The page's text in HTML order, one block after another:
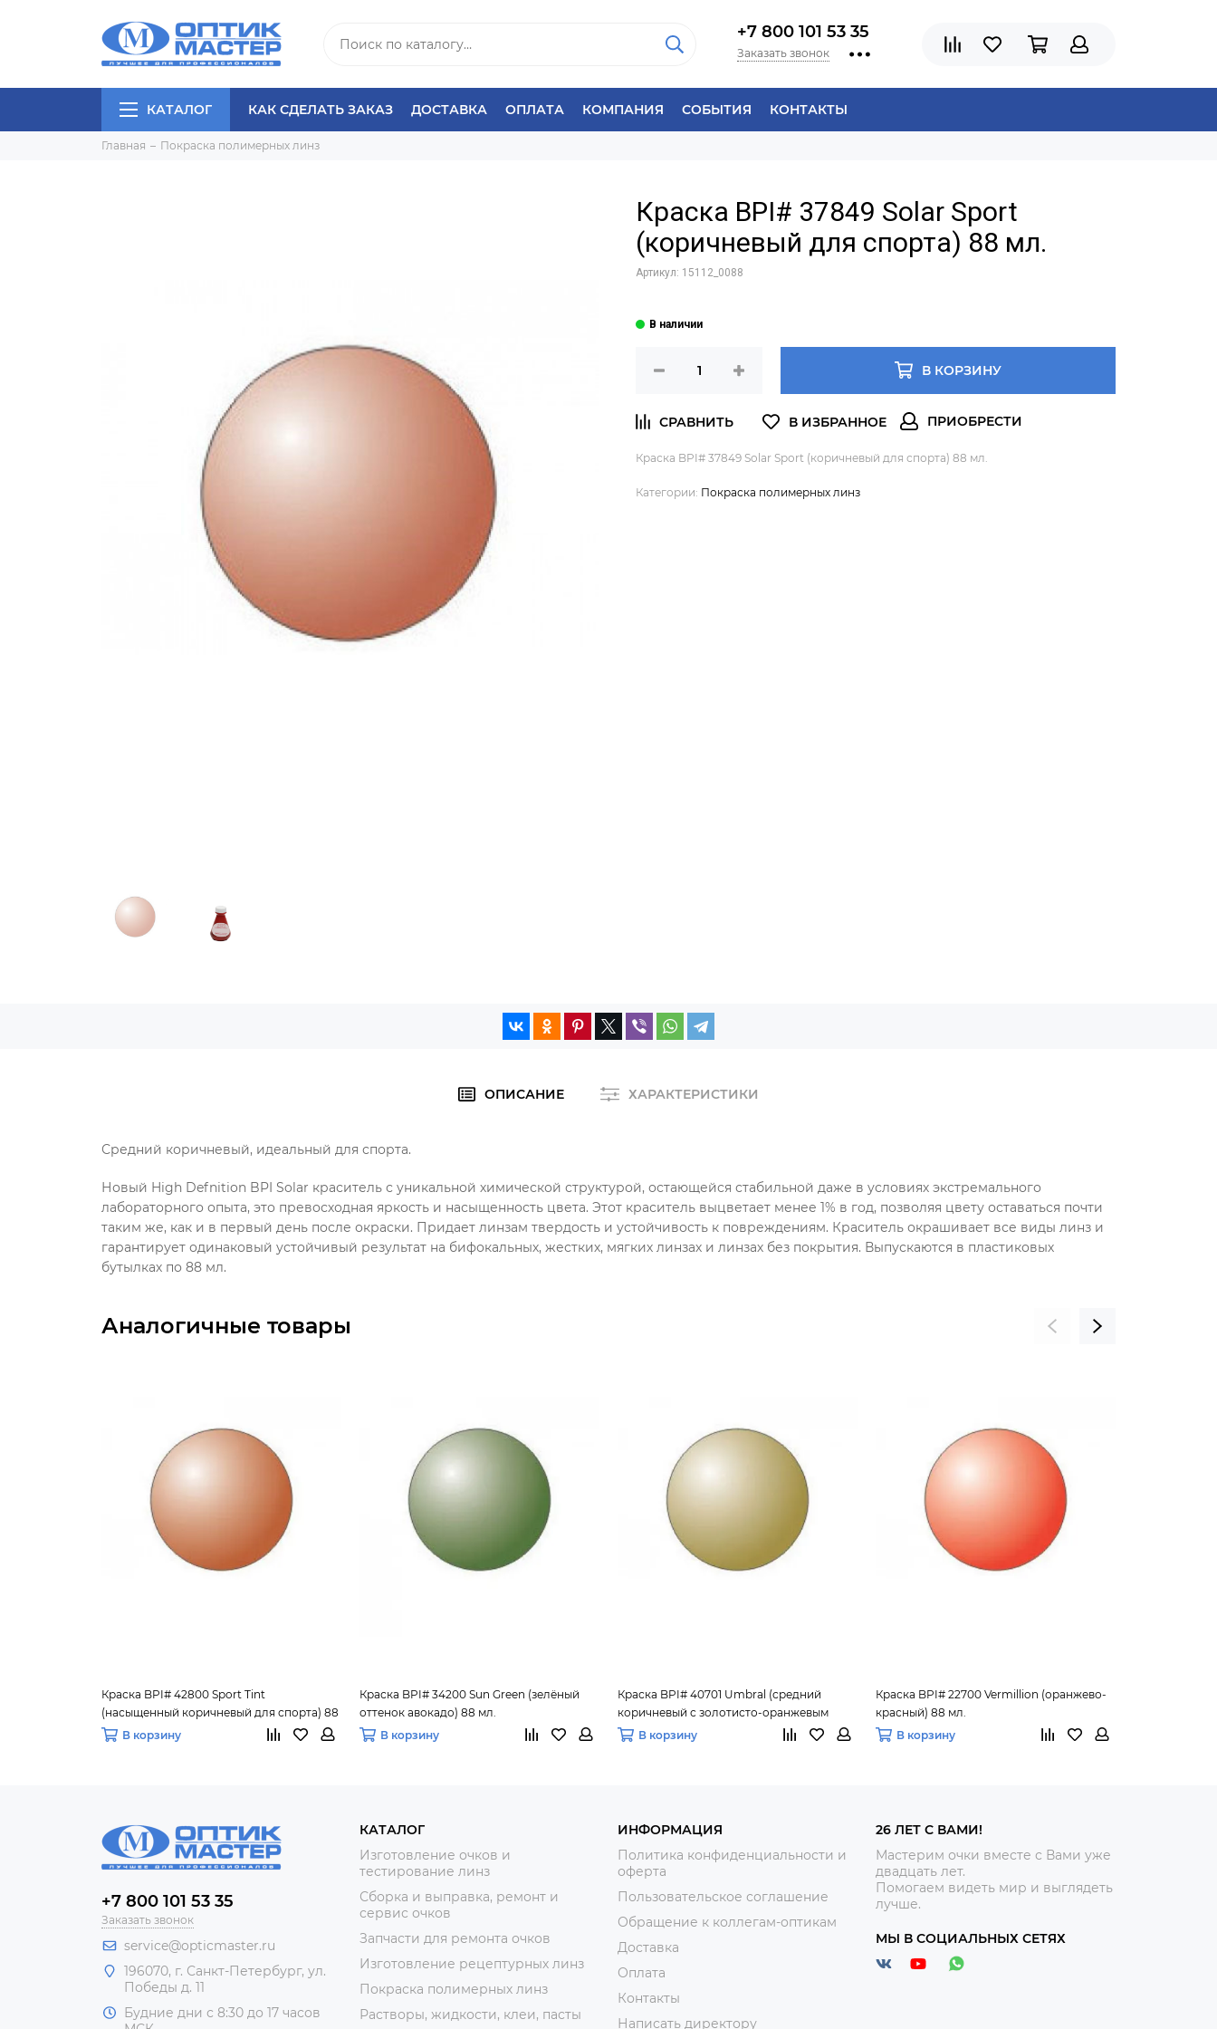
+7 800 101 53 35
Заказать звонок
КАТАЛОГ КАК СДЕЛАТЬ ЗАКАЗ ДОСТАВКА ОПЛАТА КОМПАНИЯ СОБЫТИЯ КОНТАКТЫ
Главная Покраска полимерных линз
Краска BPI# 37849 Solar Sport
(коричневый для спорта) 88 мл.
Артикул: 15112_0088
В КОРЗИНУ
Краска BPI# 37849 Solar Sport (коричневый для спорта) 88 мл.
Категории: Покраска полимерных линз
ОПИСАНИЕ ХАРАКТЕРИСТИКИ
Средний коричневый, идеальный для спорта.
Новый High Defnition BPI Solar краситель с уникальной химической структурой, остающейся стабильной даже в условиях экстремального
лабораторного опыта, это превосходная яркость и насыщенность цвета. Этот краситель выцветает менее 1% в год, позволяя цвету оставаться почти
таким же, как и в первый день после окраски. Придает линзам твердость и устойчивость к повреждениям. Краситель окрашивает все виды линз и
гарантирует одинаковый устойчивый результат на бифокальных, жестких, мягких линзах и линзах без покрытия. Выпускаются в пластиковых
бутылках по 88 мл.
Аналогичные товары
Краска BPI# 42800 Sport Tint
(насыщенный коричневый для спорта) 88
мл. В корзину
Краска BPI# 34200 Sun Green (зелёный
оттенок авокадо) 88 мл.
В корзину
Краска BPI# 40701 Umbral (средний
коричневый с золотисто-оранжевым
оттенком) 88 мл.
В корзину
Краска BPI# 22700 Vermillion (оранжево-
красный) 88 мл.
В корзину
+7 800 101 53 35
Заказать звонок
service@opticmaster.ru
196070, г. Санкт-Петербург, ул.
Победы д. 11
Будние дни с 8:30 до 17 часов
КАТАЛОГ
Изготовление очков и
тестирование линз
Сборка и выправка, ремонт и
сервис очков
Запчасти для ремонта очков
Изготовление рецептурных линз
Покраска полимерных линз
Растворы, жидкости, клеи, пасты
ИНФОРМАЦИЯ
Политика конфиденциальности и
оферта
Пользовательское соглашение
Обращение к коллегам-оптикам
Доставка
Оплата
Контакты
Написать директору
26 ЛЕТ С ВАМИ!
Мастерим очки вместе с Вами уже
двадцать лет.
Помогаем видеть мир и выглядеть
лучше.
МЫ В СОЦИАЛЬНЫХ СЕТЯХ